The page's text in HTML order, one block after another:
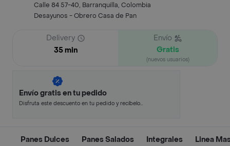
Calle 84 57-40, Barranquilla, Colombia
Desayunos - Obrero Casa de Pan
Delivery
35 min
Envío
Gratis
(nuevos usuarios)
Envío gratis en tu pedido
Disfruta este descuento en tu pedido y recíbelo
Panes Dulces Panes Salados Integrales Linea